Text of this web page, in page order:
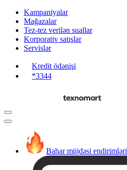
Kampaniyalar
Mağazalar
Tez-tez verilən suallar
Korporativ satışlar
Servislər
Kredit ödənişi
*3344
Bahar müjdəsi endirimləri